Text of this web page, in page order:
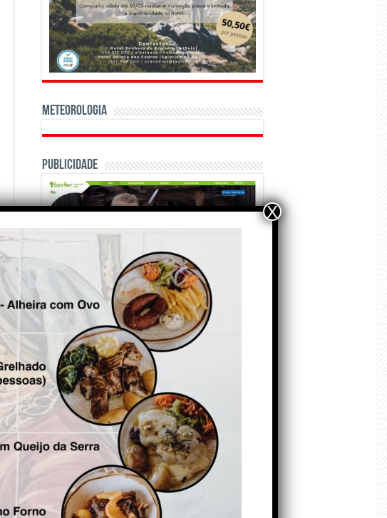
Meteorologia
Publicidade
OPINIÃO E CRÓNICAS
Matraquilhos… Autor:
Fernando Roldão
6 de Agosto de 2026
A marca Sporting em
todo o mundo está a
crescer atrás de
Ronaldo. Autor: Paulo
Freitas do Amaral
5 de Agosto de 2026
Falso crescimento…
Autor: Nuno Pereira
X